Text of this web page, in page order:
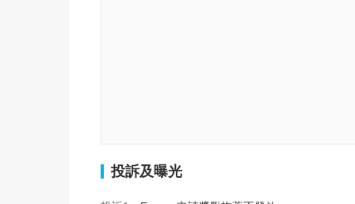
投訴及曝光